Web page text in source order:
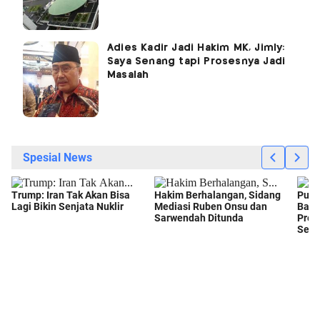
Adies Kadir Jadi Hakim MK, Jimly:
Saya Senang tapi Prosesnya Jadi
Masalah